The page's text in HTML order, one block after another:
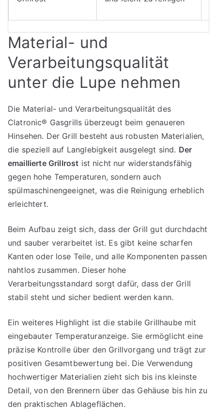
Material- und
Verarbeitungsqualität
unter die Lupe nehmen
Die Material- und Verarbeitungsqualität des
Clatronic® Gasgrills überzeugt beim genaueren
Hinsehen. Der Grill besteht aus robusten Materialien,
die speziell auf Langlebigkeit ausgelegt sind. Der
emaillierte Grillrost ist nicht nur widerstandsfähig
gegen hohe Temperaturen, sondern auch
spülmaschinengeeignet, was die Reinigung erheblich
erleichtert.
Beim Aufbau zeigt sich, dass der Grill gut durchdacht
und sauber verarbeitet ist. Es gibt keine scharfen
Kanten oder lose Teile, und alle Komponenten passen
nahtlos zusammen. Dieser hohe
Verarbeitungsstandard sorgt dafür, dass der Grill
stabil steht und sicher bedient werden kann.
Ein weiteres Highlight ist die stabile Grillhaube mit
eingebauter Temperaturanzeige. Sie ermöglicht eine
präzise Kontrolle über den Grillvorgang und trägt zur
positiven Gesamtbewertung bei. Die Verwendung
hochwertiger Materialien zieht sich bis ins kleinste
Detail, von den Brennern über das Gehäuse bis hin zu
den praktischen Ablageflächen.